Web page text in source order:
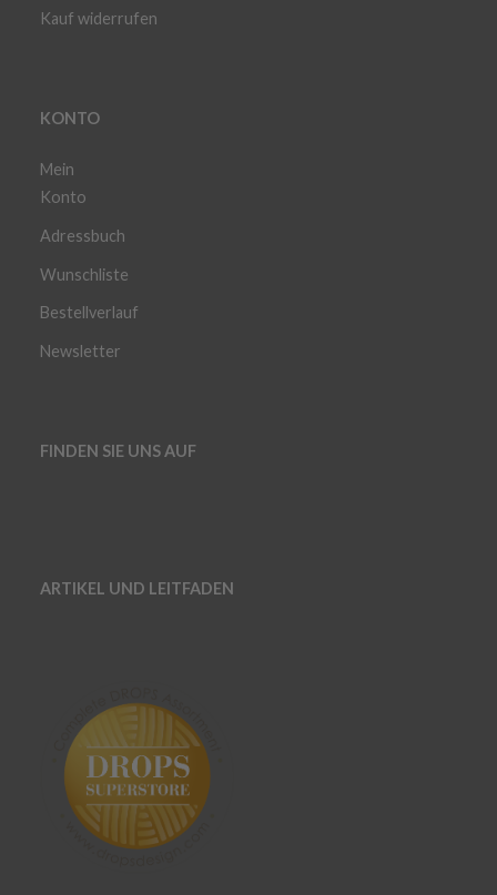
Kauf widerrufen
KONTO
Mein
Konto
Adressbuch
Wunschliste
Bestellverlauf
Newsletter
FINDEN SIE UNS AUF
ARTIKEL UND LEITFADEN